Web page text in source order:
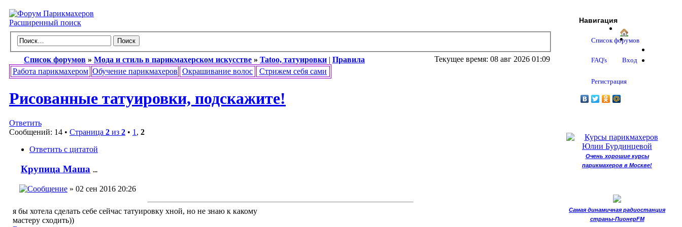
Расширенный поиск
Список форумов » Мода и стиль в парикмахерском искусстве » Tatoo, татуировки | Правила
Текущее время: 08 авг 2026 01:09
Работа парикмахером Обучение парикмахеров Окрашивание волос Стрижем себя сами
Рисованные татуировки, подскажите!
Ответить
Сообщений: 14 • Страница 2 из 2 • 1, 2
Ответить с цитатой
Крупица Маша ...
» 02 сен 2016 20:26
я бы хотела сделать себе сейчас татуировку хной, но не знаю к какому
мастеру сходить))
Навигация
Список форумов
FAQ's Вход
Регистрация
Очень хорошие курсы
парикмахеров в Москве!
Самая динамичная радиостанция
страны-ПионерFM